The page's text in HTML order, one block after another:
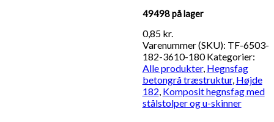
49498 på lager
0,85 kr.
Varenummer (SKU): TF-6503-
182-3610-180 Kategorier:
Alle produkter, Hegnsfag
betongrå træstruktur, Højde
182, Komposit hegnsfag med
stålstolper og u-skinner